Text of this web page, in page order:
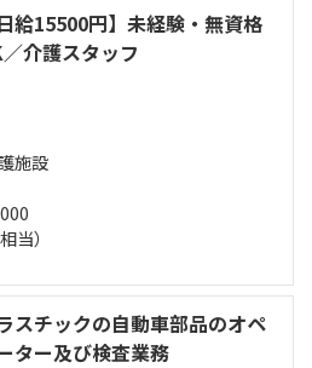
日給15500円】未経験・無資格
介護スタッフ
施設
当）
スチックの自動車部品のオペ
ター及び検査業務